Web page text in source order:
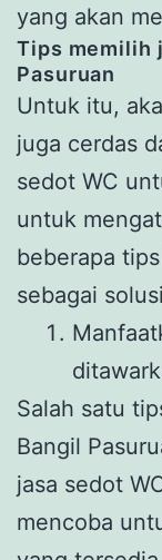
yang akan
Tips memilih
Pasuruan
Untuk itu,
juga cerdas
sedot WC
untuk
beberapa
sebagai
Salah satu
Bangil
jasa sedot
mencoba